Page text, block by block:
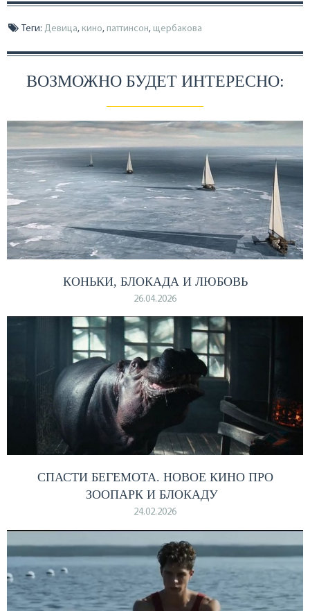
Теги: Девица, кино, паттинсон, щербакова
ВОЗМОЖНО БУДЕТ ИНТЕРЕСНО:
КОНЬКИ, БЛОКАДА И ЛЮБОВЬ
26.04.2026
СПАСТИ БЕГЕМОТА. НОВОЕ КИНО ПРО
ЗООПАРК И БЛОКАДУ
24.02.2026